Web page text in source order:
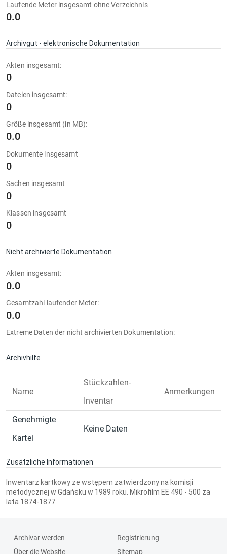
Laufende Meter insgesamt ohne Verzeichnis
0.0
Archivgut - elektronische Dokumentation
Akten insgesamt:
0
Dateien insgesamt:
0
Größe insgesamt (in MB):
0.0
Dokumente insgesamt
0
Sachen insgesamt
0
Klassen insgesamt
0
Nicht archivierte Dokumentation
Akten insgesamt:
0.0
Gesamtzahl laufender Meter:
0.0
Extreme Daten der nicht archivierten Dokumentation:
Archivhilfe
Name
Stückzahlen-
Inventar
Anmerkungen
Genehmigte
Kartei
Keine Daten
Zusätzliche Informationen
Inwentarz kartkowy ze wstępem zatwierdzony na komisji
metodycznej w Gdańsku w 1989 roku. Mikrofilm EE 490 - 500 za
lata 1874-1877
Archivar werden
Über die Website
Registrierung
Sitemap